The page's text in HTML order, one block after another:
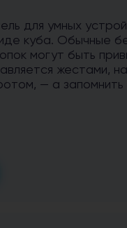
для умных
куба. Обычные
могут быть
жестами,
— а запомнить